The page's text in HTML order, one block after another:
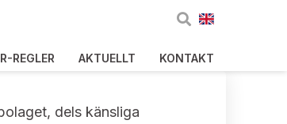
REGLER AKTUELLT KONTAKT
dels känsliga